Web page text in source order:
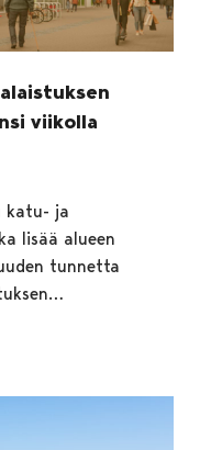
viikolla
katu- ja
lisää alueen
tunnetta